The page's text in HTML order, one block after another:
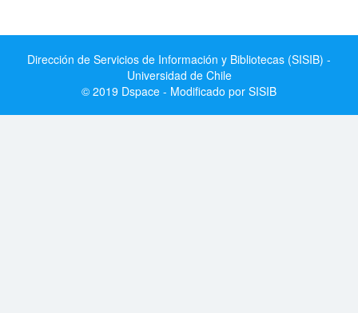
Dirección de Servicios de Información y Bibliotecas (SISIB) -
Universidad de Chile
© 2019 Dspace - Modificado por SISIB